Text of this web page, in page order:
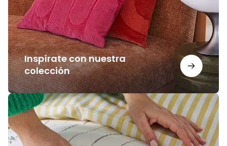
Inspírate con nuestra
colección
Tejidos
irresistibles